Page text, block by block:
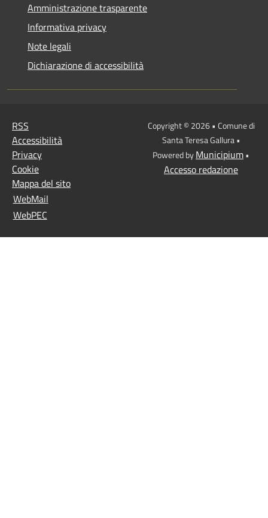
Amministrazione trasparente
Informativa privacy
Note legali
Dichiarazione di accessibilità
RSS
Accessibilità
Privacy
Cookie
Mappa del sito
WebMail
WebPEC
Copyright © 2026 • Comune di
Santa Teresa Gallura •
Powered byMunicipium•
Accesso redazione